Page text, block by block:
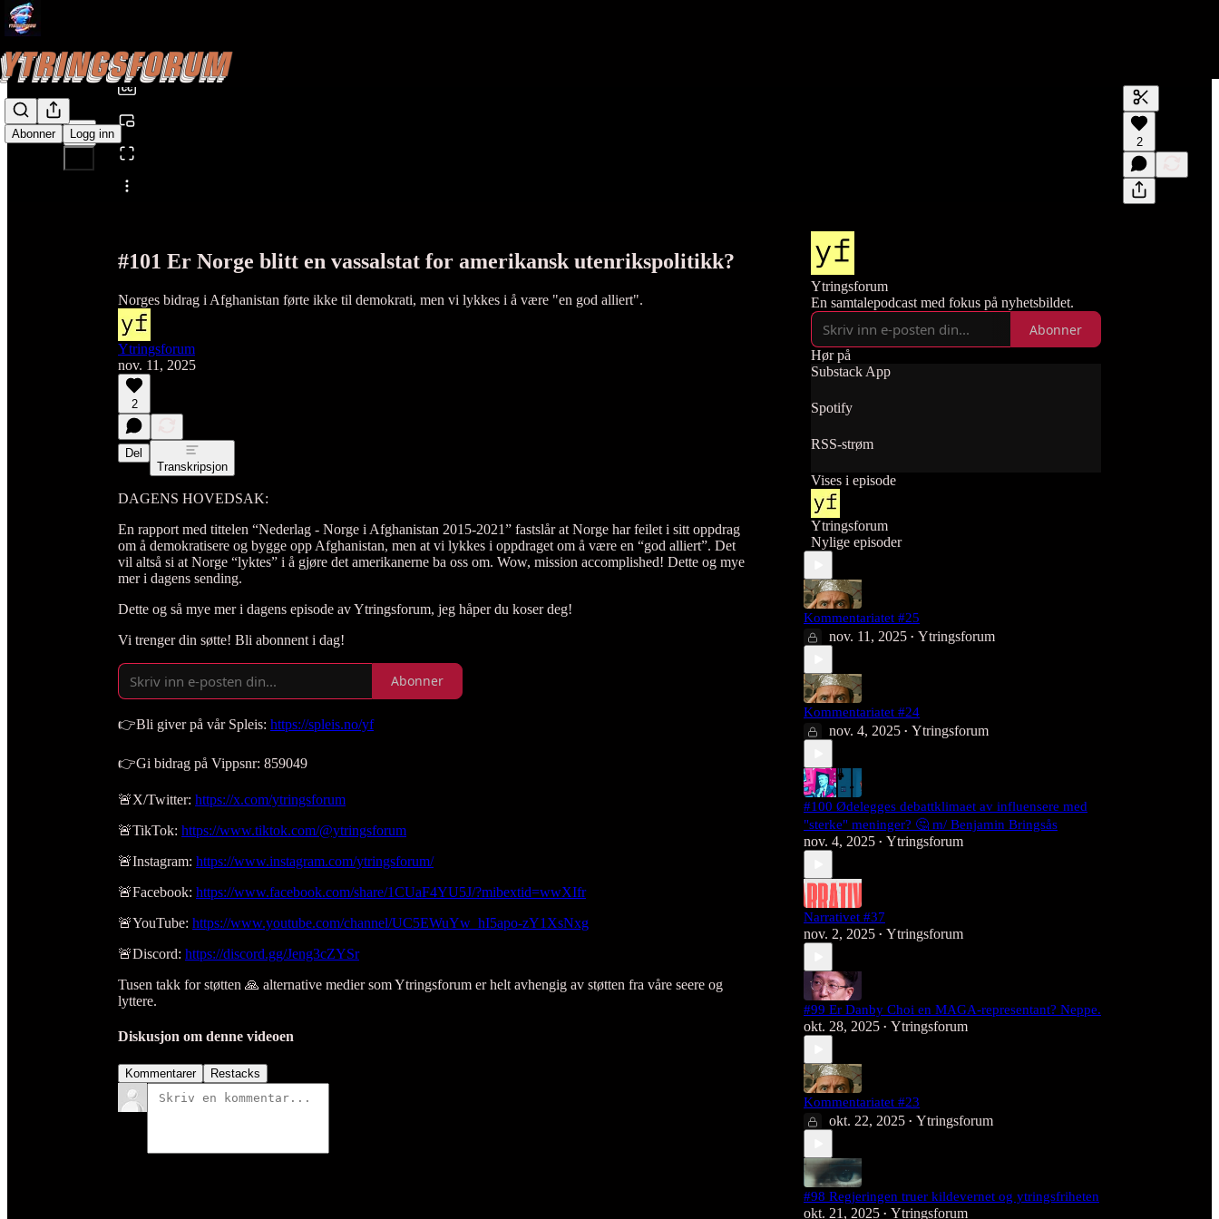
Abonner Logg inn
Del fra0:00
Generer
En
2
#101 Er Norge blitt en vassalstat for amerikansk utenrikspolitikk?
Norges bidrag i Afghanistan førte ikke til demokrati, men vi lykkes i å være "en god alliert".
Ytringsforum
nov. 11, 2025
2
Del
Transkripsjon
DAGENS HOVEDSAK:
En rapport med tittelen “Nederlag - Norge i Afghanistan 2015-2021” fastslår at Norge har feilet i sitt oppdrag
om å demokratisere og bygge opp Afghanistan, men at vi lykkes i oppdraget om å være en “god alliert”. Det
vil altså si at Norge “lyktes” i å gjøre det amerikanerne ba oss om. Wow, mission accomplished! Dette og mye
mer i dagens sending.
Dette og så mye mer i dagens episode av Ytringsforum, jeg håper du koser deg!
Vi trenger din søtte! Bli abonnent i dag!
Abonner
👉Bli giver på vår Spleis: https://spleis.no/yf
👉Gi bidrag på Vippsnr: 859049
🚨X/Twitter: https://x.com/ytringsforum
🚨TikTok: https://www.tiktok.com/@ytringsforum
🚨Instagram: https://www.instagram.com/ytringsforum/
🚨Facebook: https://www.facebook.com/share/1CUaF4YU5J/?mibextid=wwXIfr
🚨YouTube: https://www.youtube.com/channel/UC5EWuYw_hI5apo-zY1XsNxg
🚨Discord: https://discord.gg/Jeng3cZYSr
Tusen takk for støtten 🙏 alternative medier som Ytringsforum er helt avhengig av støtten fra våre seere og
lyttere.
Diskusjon om denne videoen
Kommentarer Restacks
Ytringsforum
En samtalepodcast med fokus på nyhetsbildet.
Abonner
Hør på
Substack App
Spotify
RSS-strøm
Vises i episode
Ytringsforum
Nylige episoder
Kommentariatet #25
nov. 11, 2025 • Ytringsforum
Kommentariatet #24
nov. 4, 2025 • Ytringsforum
#100 Ødelegges debattklimaet av influensere med
"sterke" meninger? 🤔 m/ Benjamin Bringsås
nov. 4, 2025 • Ytringsforum
Narrativet #37
nov. 2, 2025 • Ytringsforum
#99 Er Danby Choi en MAGA-representant? Neppe.
okt. 28, 2025 • Ytringsforum
Kommentariatet #23
okt. 22, 2025 • Ytringsforum
#98 Regjeringen truer kildevernet og ytringsfriheten
okt. 21, 2025 • Ytringsforum